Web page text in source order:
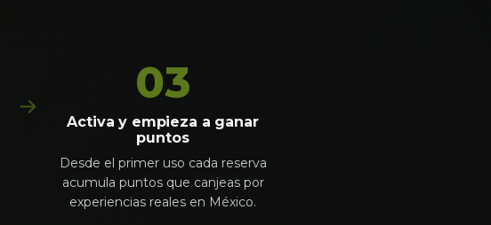
→ 03
Activa y empieza a ganar
puntos
Desde el primer uso cada reserva
acumula puntos que canjeas por
experiencias reales en México.